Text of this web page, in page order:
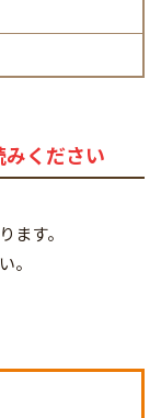
ください
ます。
。